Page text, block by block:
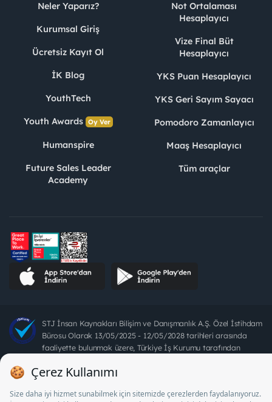
Neler Yaparız?
Kurumsal Giriş
Ücretsiz Kayıt Ol
İK Blog
YouthTech
Youth Awards Oy Ver
Humanspire
Future Sales Leader
Academy
Not Ortalaması
Hesaplayıcı
Vize Final Büt
Hesaplayıcı
YKS Puan Hesaplayıcı
YKS Geri Sayım Sayacı
Pomodoro Zamanlayıcı
Maaş Hesaplayıcı
Tüm araçlar
STJ İnsan Kaynakları Bilişim ve Danışmanlık A.Ş. Özel İstihdam
Bürosu Olarak 13/05/2025 - 12/05/2028 tarihleri arasında
faaliyette bulunmak üzere, Türkiye İş Kurumu tarafından
belge ile faaliyet göstermektedir. 4904 sayılı kanun uyarınca iş